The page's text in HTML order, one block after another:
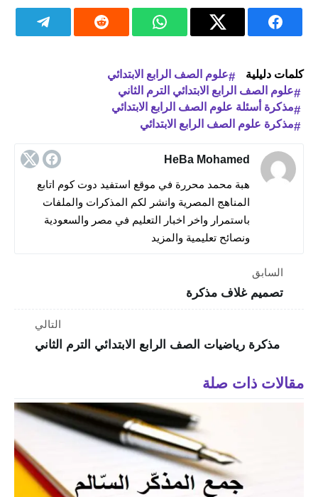
كلمات دليلية
علوم الصف الرابع الابتدائي
علوم الصف الرابع الابتدائي الترم الثاني
مذكرة أسئلة علوم الصف الرابع الابتدائي
مذكرة علوم الصف الرابع الابتدائي
HeBa Mohamed
هبة محمد محررة في موقع استفيد دوت كوم اتابع
المناهج المصرية وانشر لكم المذكرات والملفات
باستمرار واخر اخبار التعليم في مصر والسعودية
ونصائح تعليمية والمزيد
السابق
تصميم غلاف مذكرة
التالي
مذكرة رياضيات الصف الرابع الابتدائي الترم الثاني
مقالات ذات صلة